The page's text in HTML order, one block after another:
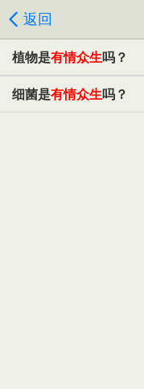
返回
植物是有情众生吗？
细菌是有情众生吗？